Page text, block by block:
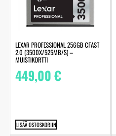
LEXAR PROFESSIONAL 256GB CFAST
2.0 (3500X/525MB/S) –
MUISTIKORTTI
449,00€
LISÄÄ OSTOSKORIIN